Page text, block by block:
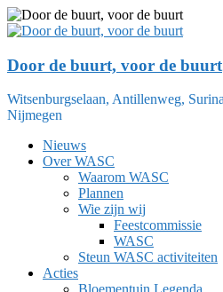
Ga
naar
inhoud
Door de buurt, voor de buurt
Witsenburgselaan, Antillenweg,
Nijmegen
Nieuws
Over WASC
Waarom WASC
Plannen
Wie zijn wij
Feestcommissie
WASC
Steun WASC activiteiten
Acties